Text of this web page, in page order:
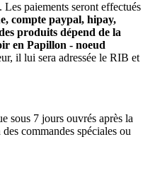
paiements seront effectués
compte paypal, hipay,
produits dépend de la
en Papillon - noeud
il lui sera adressée le RIB et
sous 7 jours ouvrés après la
commandes spéciales ou